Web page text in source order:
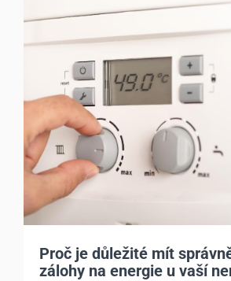
Proč je důležité mít
zálohy na energie u vaší